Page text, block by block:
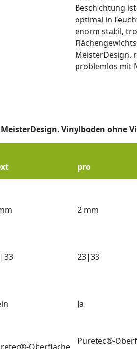
Beschichtung
optimal in
enorm stabil,
MeisterDesign.
problemlos mit
MeisterDesign. Vinylboden ohne
pro
2 mm
23|33
Ja
Oberfläche
Puretec®-